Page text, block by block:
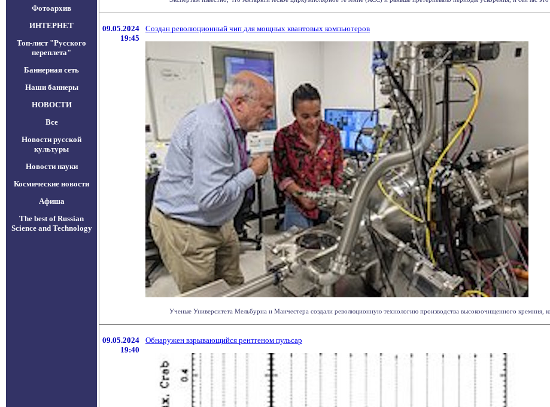
Фотоархив
ИНТЕРНЕТ
Топ-лист "Русского
переплета"
Баннерная сеть
Наши баннеры
НОВОСТИ
Все
Новости русской
культуры
Новости науки
Космические новости
Афиша
The best of Russian
Science and Technology
09.05.2024
19:45
Создан революционный чип для мощных квантовых компьютеров
Ученые Университета Мельбурна и Манчестера создали революционную технологию производства высокоочищенного кремния,
09.05.2024
19:40
Обнаружен взрывающийся рентгеном пульсар